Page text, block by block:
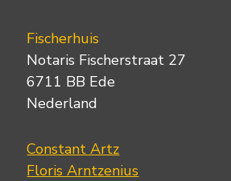
Fischerhuis
Notaris Fischerstraat 27
6711 BB Ede
Nederland
Constant Artz
Floris Arntzenius